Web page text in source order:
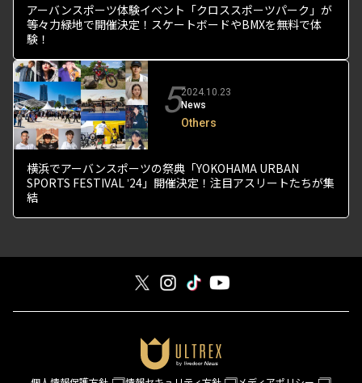
アーバンスポーツ体験イベント「クロススポーツパーク」が
等々力緑地で開催決定！スケートボードやBMXを無料で体
験！
52024.10.23
News
Others
横浜でアーバンスポーツの祭典「YOKOHAMA URBAN
SPORTS FESTIVAL ʼ24」開催決定！注目アスリートたちが集
結